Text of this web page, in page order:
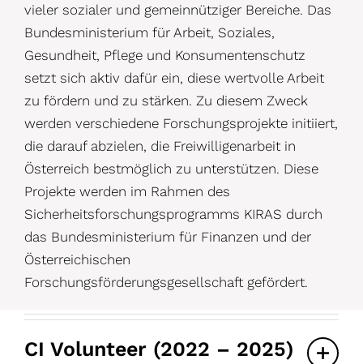
vieler sozialer und gemeinnütziger Bereiche. Das
Bundesministerium für Arbeit, Soziales,
Gesundheit, Pflege und Konsumentenschutz
setzt sich aktiv dafür ein, diese wertvolle Arbeit
zu fördern und zu stärken. Zu diesem Zweck
werden verschiedene Forschungsprojekte initiiert,
die darauf abzielen, die Freiwilligenarbeit in
Österreich bestmöglich zu unterstützen. Diese
Projekte werden im Rahmen des
Sicherheitsforschungsprogramms KIRAS durch
das Bundesministerium für Finanzen und der
Österreichischen
Forschungsförderungsgesellschaft gefördert.
CI Volunteer (2022 – 2025)